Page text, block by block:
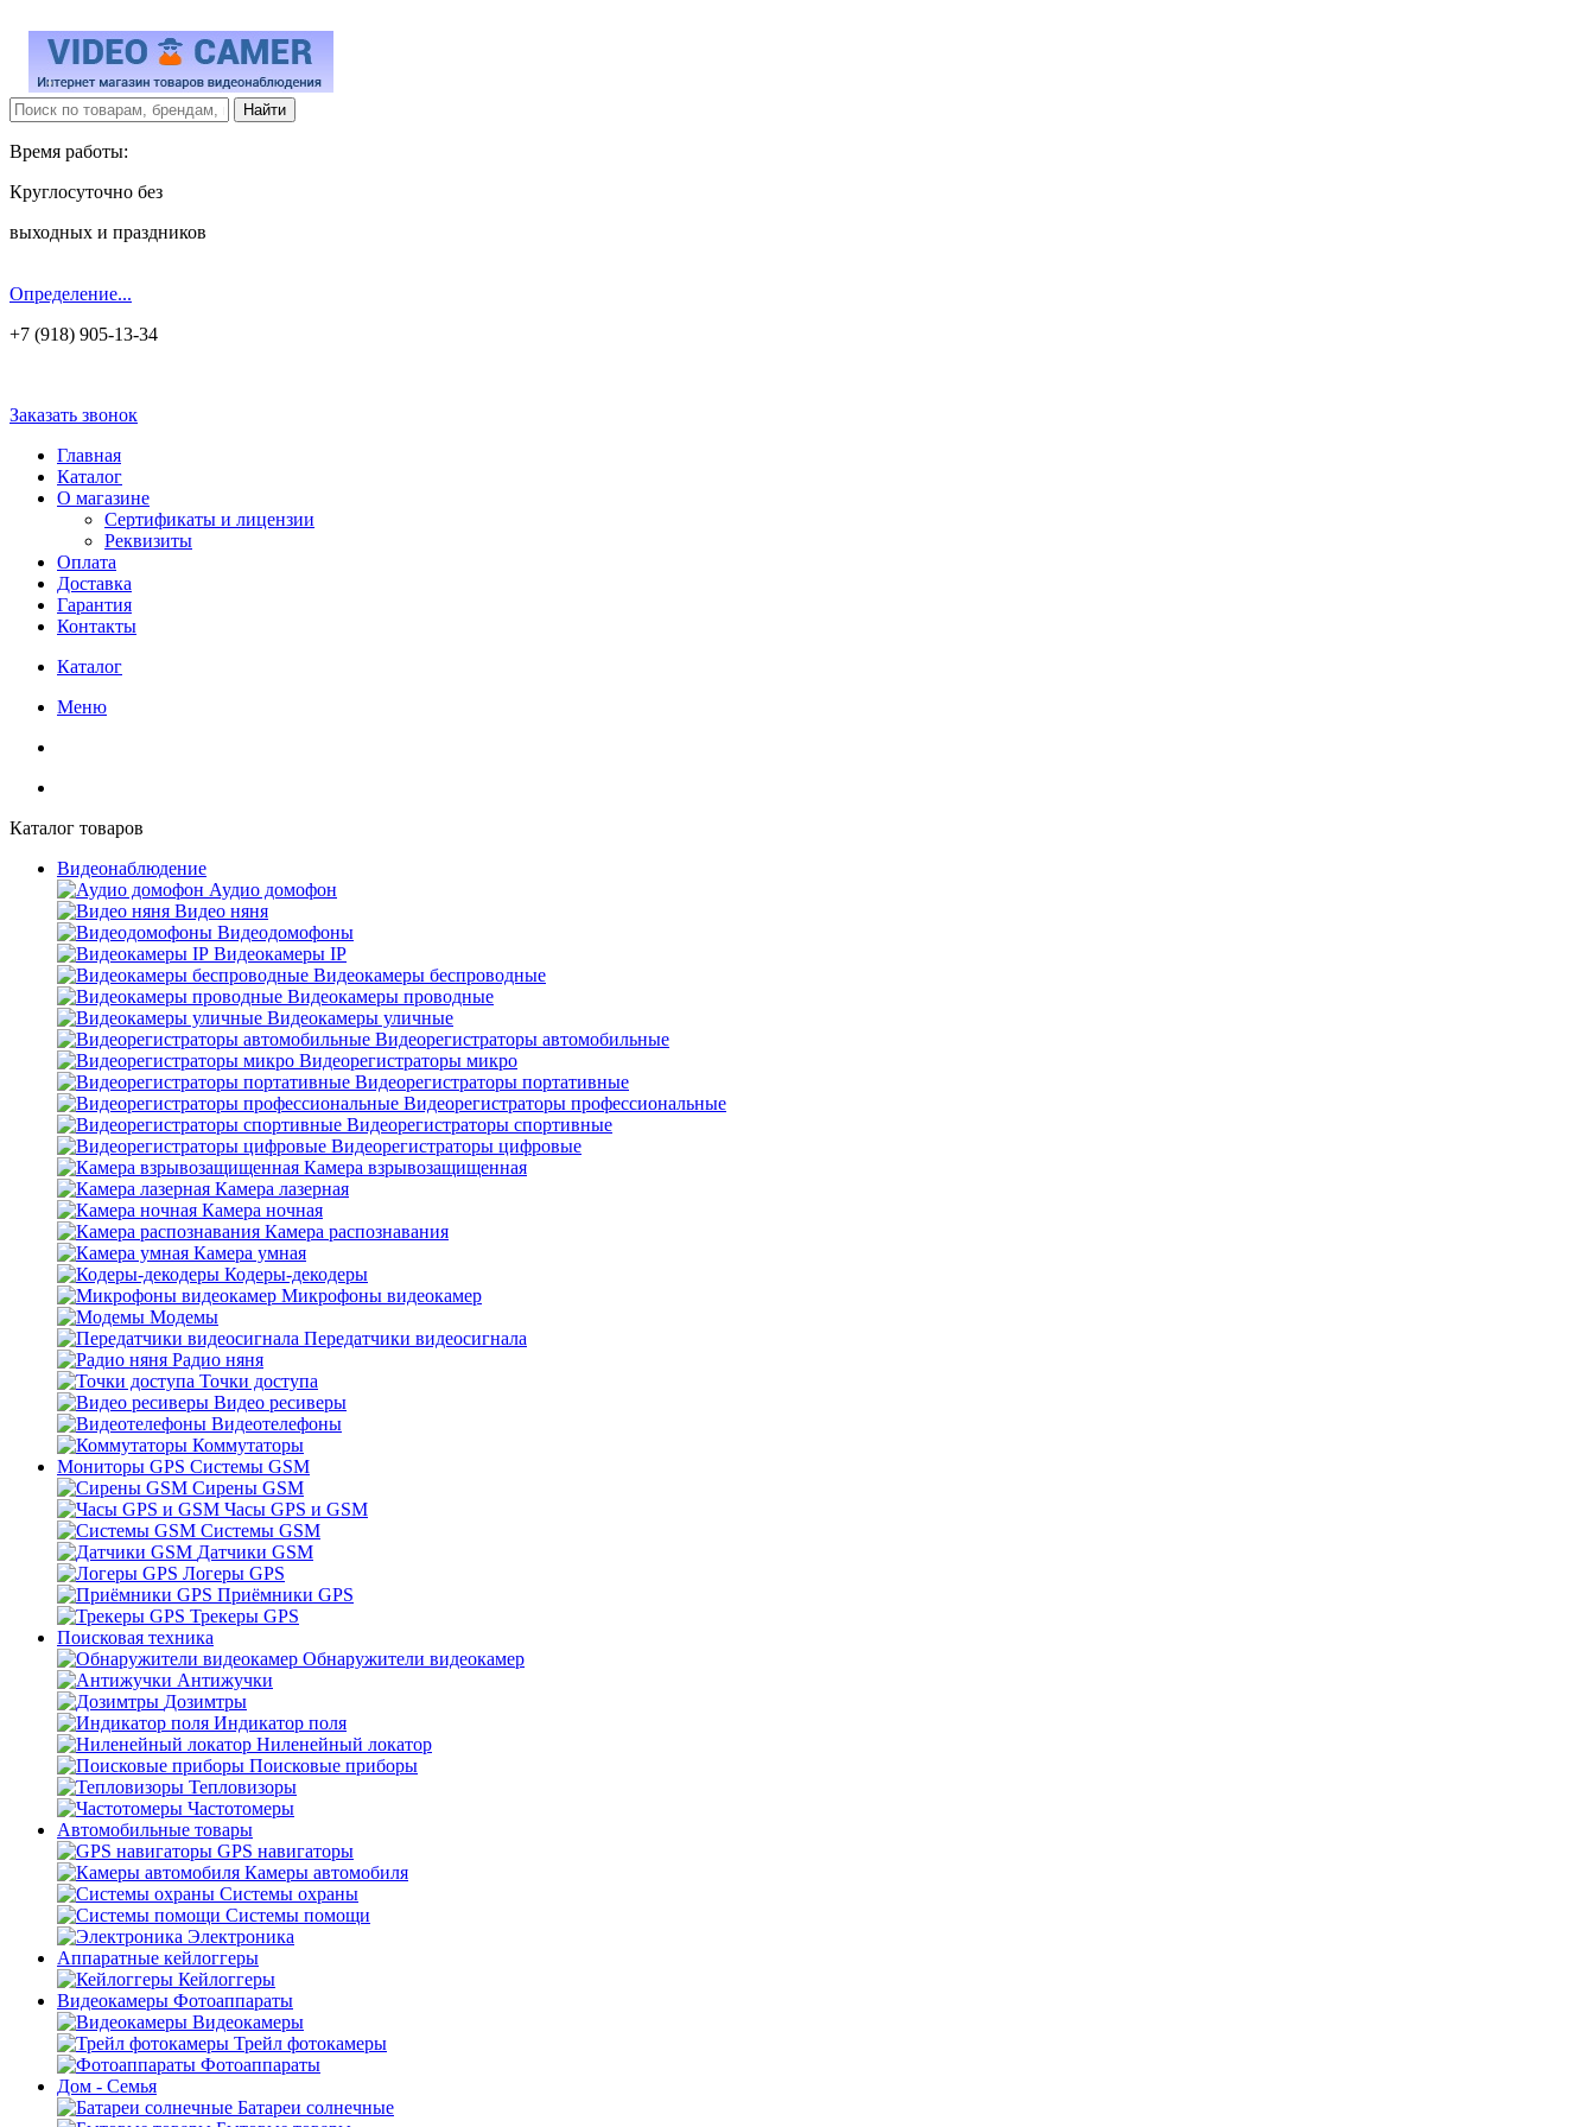
Время работы:
Круглосуточно без
выходных и праздников
Определение...
+7 (918) 905-13-34
Заказать звонок
Главная
Каталог
О магазине
Сертификаты и лицензии
Реквизиты
Оплата
Доставка
Гарантия
Контакты
Каталог
Меню
Каталог товаров
Видеонаблюдение
Аудио домофон
Видео няня
Видеодомофоны
Видеокамеры IP
Видеокамеры беспроводные
Видеокамеры проводные
Видеокамеры уличные
Видеорегистраторы автомобильные
Видеорегистраторы микро
Видеорегистраторы портативные
Видеорегистраторы профессиональные
Видеорегистраторы спортивные
Видеорегистраторы цифровые
Камера взрывозащищенная
Камера лазерная
Камера ночная
Камера распознавания
Камера умная
Кодеры-декодеры
Микрофоны видеокамер
Модемы
Передатчики видеосигнала
Радио няня
Точки доступа
Видео ресиверы
Видеотелефоны
Коммутаторы
Мониторы GPS Системы GSM
Сирены GSM
Часы GPS и GSM
Системы GSM
Датчики GSM
Логеры GPS
Приёмники GPS
Трекеры GPS
Поисковая техника
Обнаружители видеокамер
Антижучки
Дозимтры
Индикатор поля
Ниленейный локатор
Поисковые приборы
Тепловизоры
Частотомеры
Автомобильные товары
GPS навигаторы
Камеры автомобиля
Системы охраны
Системы помощи
Электроника
Аппаратные кейлоггеры
Кейлоггеры
Видеокамеры Фотоаппараты
Видеокамеры
Трейл фотокамеры
Фотоаппараты
Дом - Семья
Батареи солнечные